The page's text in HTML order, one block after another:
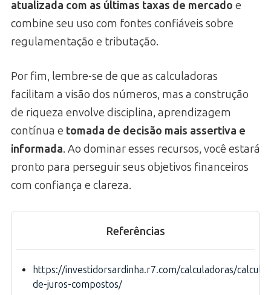
atualizada com as últimas taxas de mercado e
combine seu uso com fontes confiáveis sobre
regulamentação e tributação.
Por fim, lembre-se de que as calculadoras
facilitam a visão dos números, mas a construção
de riqueza envolve disciplina, aprendizagem
contínua e tomada de decisão mais assertiva e
informada. Ao dominar esses recursos, você estará
pronto para perseguir seus objetivos financeiros
com confiança e clareza.
Referências
https://investidorsardinha.r7.com/calculadoras/
de-juros-compostos/